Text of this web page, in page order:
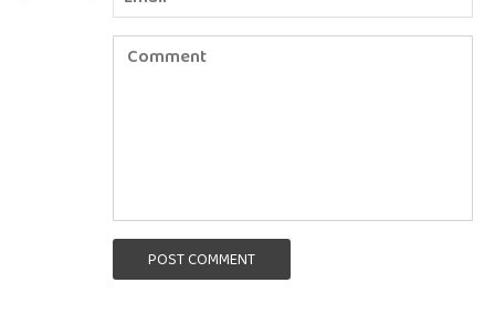
POST COMMENT